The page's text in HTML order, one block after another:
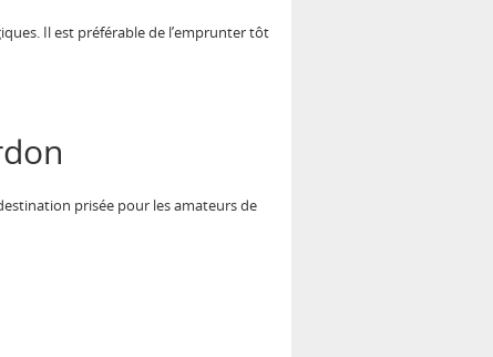
Il est préférable de l’emprunter tôt
prisée pour les amateurs de